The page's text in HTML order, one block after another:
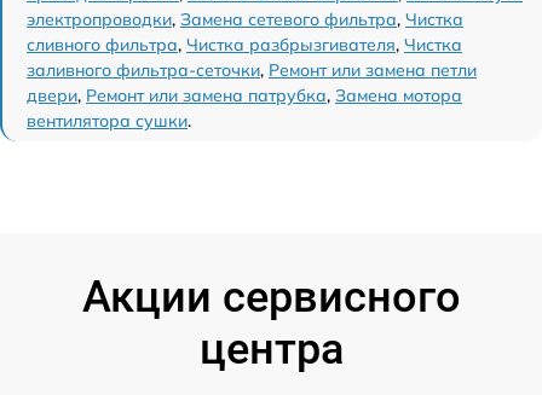
электропроводки, Замена сетевого фильтра, Чистка
сливного фильтра, Чистка разбрызгивателя, Чистка
заливного фильтра-сеточки, Ремонт или замена петли
двери, Ремонт или замена патрубка, Замена мотора
вентилятора сушки.
Акции сервисного
центра